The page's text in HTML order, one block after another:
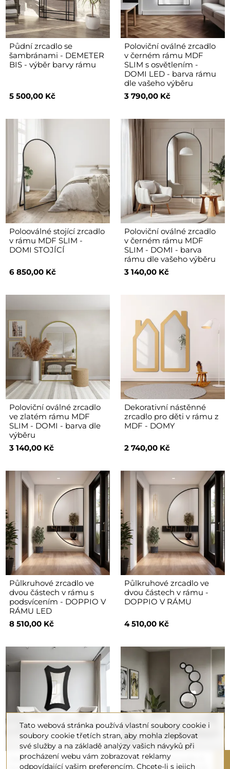
Půdní zrcadlo se
šambránami - DEMETER
BIS - výběr barvy rámu
5 500,00 Kč
Poloviční oválné zrcadlo
v černém rámu MDF
SLIM s osvětlením -
DOMI LED - barva rámu
dle vašeho výběru
3 790,00 Kč
Polooválné stojící zrcadlo
v rámu MDF SLIM -
DOMI STOJÍCÍ
6 850,00 Kč
Poloviční oválné zrcadlo
v černém rámu MDF
SLIM - DOMI - barva
rámu dle vašeho výběru
3 140,00 Kč
Poloviční oválné zrcadlo
ve zlatém rámu MDF
SLIM - DOMI - barva dle
výběru
3 140,00 Kč
Dekorativní nástěnné
zrcadlo pro děti v rámu z
MDF - DOMY
2 740,00 Kč
Půlkruhové zrcadlo ve
dvou částech v rámu s
podsvícením - DOPPIO V
RÁMU LED
8 510,00 Kč
Půlkruhové zrcadlo ve
dvou částech v rámu -
DOPPIO V RÁMU
4 510,00 Kč
Dekorativní zrcadlo v
Dekorativní zrcadlo 5
Tato webová stránka používá vlastní soubory cookie i
soubory cookie třetích stran, aby mohla zlepšovat
své služby a na základě analýzy vašich návyků při
procházení webu vám zobrazovat reklamy
odpovídající vašim preferencím. Chcete-li s jejich